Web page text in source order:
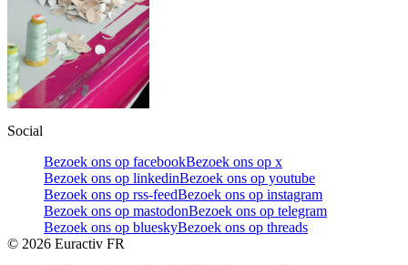
Social
Bezoek ons op facebookBezoek ons op x
Bezoek ons op linkedinBezoek ons op youtube
Bezoek ons op rss-feedBezoek ons op instagram
Bezoek ons op mastodonBezoek ons op telegram
Bezoek ons op blueskyBezoek ons op threads
© 2026 Euractiv FR